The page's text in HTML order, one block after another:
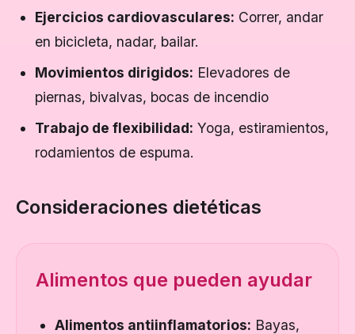
Ejercicios cardiovasculares: Correr, andar
en bicicleta, nadar, bailar.
Movimientos dirigidos: Elevadores de
piernas, bivalvas, bocas de incendio
Trabajo de flexibilidad: Yoga, estiramientos,
rodamientos de espuma.
Consideraciones dietéticas
Alimentos que pueden ayudar
Alimentos antiinflamatorios: Bayas,